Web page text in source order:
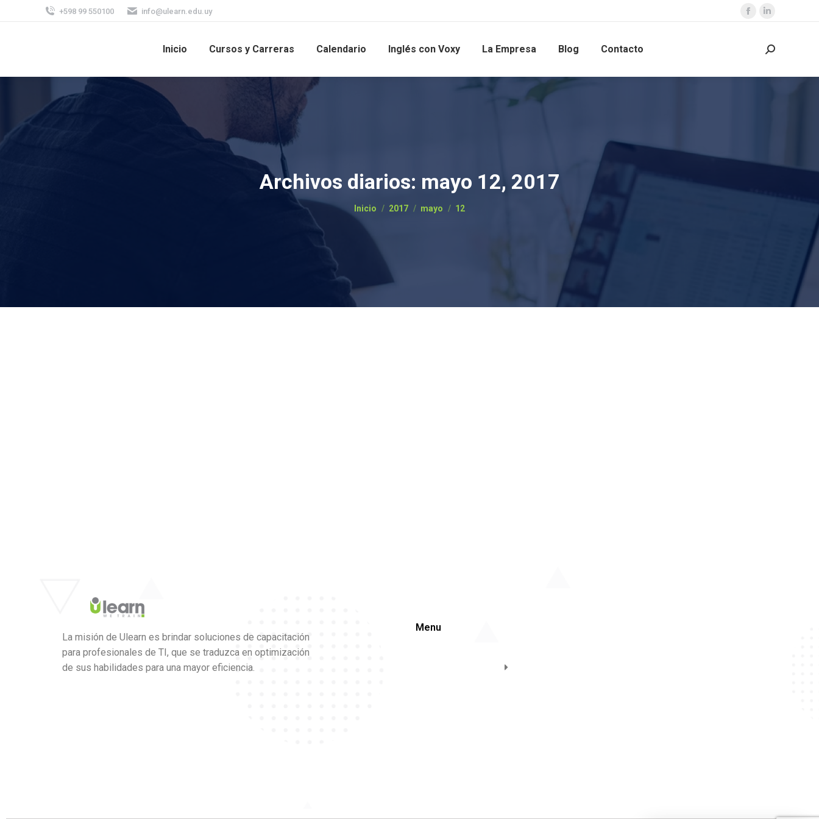
+598 99 550100 info@ulearn.edu.uy
Inicio Cursos y Carreras Calendario Inglés con Voxy La Empresa Blog Contacto
Archivos diarios: mayo 12, 2017
Estás aquí:
Inicio 2017 mayo 12
La misión de Ulearn es brindar soluciones de capacitación
para profesionales de TI, que se traduzca en optimización
de sus habilidades para una mayor eficiencia.
Menu